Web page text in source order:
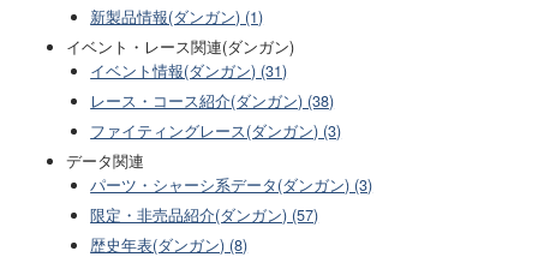
新製品情報(ダンガン) (1)
イベント・レース関連(ダンガン)
イベント情報(ダンガン) (31)
レース・コース紹介(ダンガン) (38)
ファイティングレース(ダンガン) (3)
データ関連
パーツ・シャーシ系データ(ダンガン) (3)
限定・非売品紹介(ダンガン) (57)
歴史年表(ダンガン) (8)